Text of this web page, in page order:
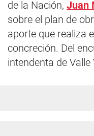
de la Nación, Juan
sobre el plan de
aporte que realiza
concreción. Del
intendenta de Valle